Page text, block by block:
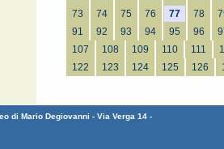
73
74 75 76 77 78
91
92 93 94 95 96
107
108 109 110 111
122
123 124 125 126
di Mario Degiovanni - Via Verga 14 -